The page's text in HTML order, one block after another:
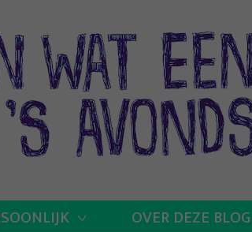
OVER DEZE BLOG